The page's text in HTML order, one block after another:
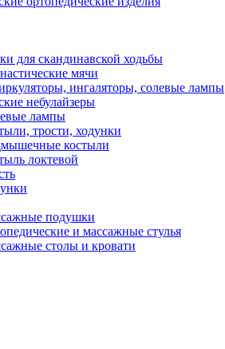
для скандинавской ходьбы
мячи
ингаляторы, солевые лампы
небулайзеры
лампы
трости, ходунки
костыли
локтевой
подушки
и массажные стулья
столы и кровати